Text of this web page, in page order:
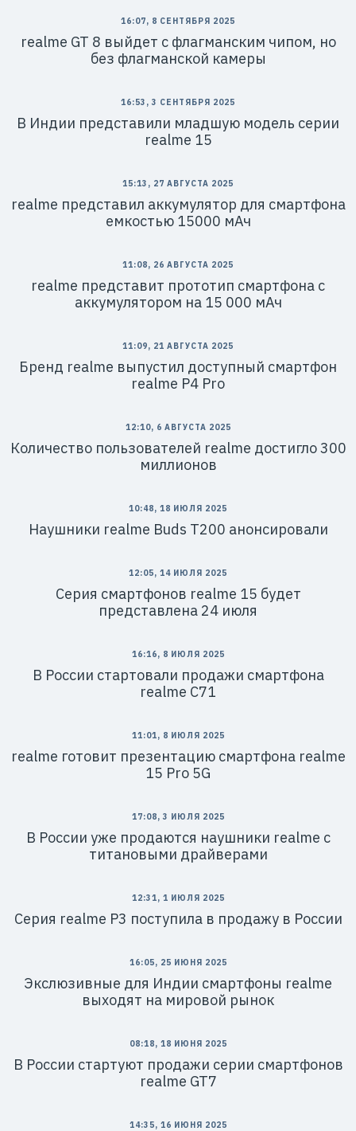
16:07, 8 СЕНТЯБРЯ 2025
realme GT 8 выйдет с флагманским чипом, но
без флагманской камеры
16:53, 3 СЕНТЯБРЯ 2025
В Индии представили младшую модель серии
realme 15
15:13, 27 АВГУСТА 2025
realme представил аккумулятор для смартфона
емкостью 15000 мАч
11:08, 26 АВГУСТА 2025
realme представит прототип смартфона с
аккумулятором на 15 000 мАч
11:09, 21 АВГУСТА 2025
Бренд realme выпустил доступный смартфон
realme P4 Pro
12:10, 6 АВГУСТА 2025
Количество пользователей realme достигло 300
миллионов
10:48, 18 ИЮЛЯ 2025
Наушники realme Buds T200 анонсировали
12:05, 14 ИЮЛЯ 2025
Серия смартфонов realme 15 будет
представлена 24 июля
16:16, 8 ИЮЛЯ 2025
В России стартовали продажи смартфона
realme C71
11:01, 8 ИЮЛЯ 2025
realme готовит презентацию смартфона realme
15 Pro 5G
17:08, 3 ИЮЛЯ 2025
В России уже продаются наушники realme с
титановыми драйверами
12:31, 1 ИЮЛЯ 2025
Серия realme P3 поступила в продажу в России
16:05, 25 ИЮНЯ 2025
Экслюзивные для Индии смартфоны realme
выходят на мировой рынок
08:18, 18 ИЮНЯ 2025
В России стартуют продажи серии смартфонов
realme GT7
14:35, 16 ИЮНЯ 2025